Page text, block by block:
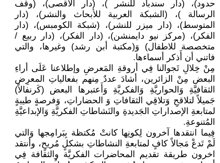
حدود)، (دار سندباد للنشر )، (دار الأقصى)، (وقف
الرسالة )، (الشبكة العربية للأبحاث والنشر)، (دار
المتوسط)، (دار ميزر للنشر)، (شبكة الكومبس)، (دار
الفكر)، (مركز نيو دايمنشن)، (دار الفكر)، (دار ربيع /
متخصصة للاطفال) وَ(مكتبة أبن رشد) وغيرها، والتي
فاتني أن أَذكر أسماءها.
مِنْ خِلالِ تَجوالنا فِي أروقةِ المَعرضِ وإطلاعنا عَلَى أراءِ
البعض مِنْ الزائرين، أشادَ عددٌ مِنهم بفعالياتِ المعرِض
الثقافيَّةِ وَالحواريَّةِ وَالفكريَّةِ وَأَعتبرها البعض (كَرنفالاً)
جَميلاً لتلاقحِ وَتلاقِي الثقافاتِ وَ الحضاراتِ، وَفرصةٍ طيبةٍ
لمتابعةِ الإصداراتِ الجَديدةِ والنَشاطاتِ الفكريَّةِ وَالإبداعيَّةِ
المُتنوعةِ.
فِيما انتقدها آخرون لِكونِها كانتْ مُكتظة بِبَرامِجها وَالتي
لَمْ تَدعْ مَجالاً كافٍ لمتابعةِ النشاطاتِ بشكلٍ مُريحٍ، وأنتقد
اخرون طريقة تقديم المحاضرات الفكريَّة والثقافة فِي